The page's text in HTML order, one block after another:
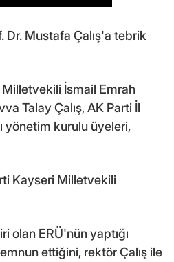
Dr. Mustafa Çalış'a tebrik
Milletvekili İsmail Emrah
Talay Çalış, AK Parti İl
yönetim kurulu üyeleri,
Kayseri Milletvekili
olan ERÜ'nün yaptığı
ettiğini, rektör Çalış ile